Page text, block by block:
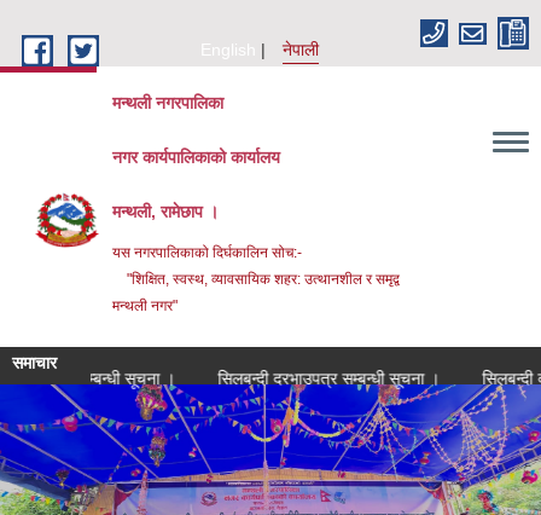
English
नेपाली
मन्थली नगरपालिका
नगर कार्यपालिकाको कार्यालय
मन्थली, रामेछाप ।
यस नगरपालिकाको दिर्घकालिन सोच:-
"शिक्षित, स्वस्थ, व्यावसायिक शहर: उत्थानशील र समृद्व
मन्थली नगर"
समाचार
सम्बन्धी सूचना ।
सिलबन्दी दरभाउपत्र सम्बन्धी सूचना । सिलबन्दी